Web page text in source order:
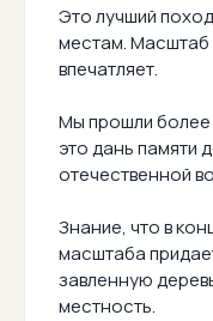
Это лучший
местам.
впечатляет.
Мы прошли более
это дань памяти
отечественной
Знание, что в
масштаба
завленную
местность.